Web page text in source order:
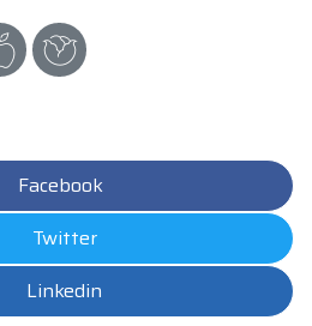
Facebook
Twitter
Linkedin